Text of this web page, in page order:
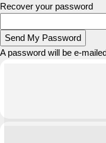
Recover your password
A password will be e-